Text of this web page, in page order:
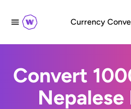
Currency
Convert
Nepalese